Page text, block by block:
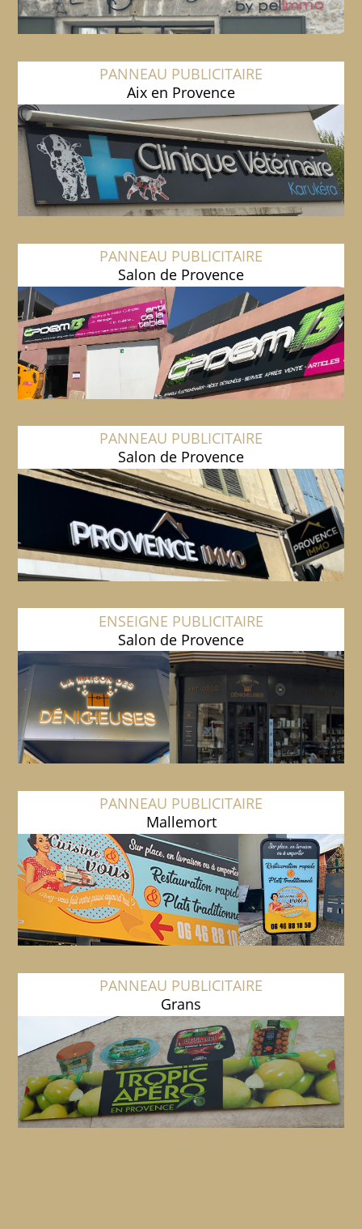
PANNEAU PUBLICITAIRE
Aix en Provence
PANNEAU PUBLICITAIRE
Salon de Provence
PANNEAU PUBLICITAIRE
Salon de Provence
ENSEIGNE PUBLICITAIRE
Salon de Provence
PANNEAU PUBLICITAIRE
Mallemort
PANNEAU PUBLICITAIRE
Grans